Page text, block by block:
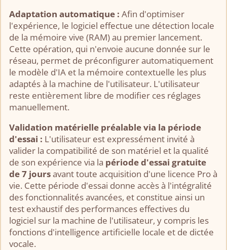
Adaptation automatique : Afin d'optimiser
l'expérience, le logiciel effectue une détection locale
de la mémoire vive (RAM) au premier lancement.
Cette opération, qui n'envoie aucune donnée sur le
réseau, permet de préconfigurer automatiquement
le modèle d'IA et la mémoire contextuelle les plus
adaptés à la machine de l'utilisateur. L'utilisateur
reste entièrement libre de modifier ces réglages
manuellement.
Validation matérielle préalable via la période
d'essai : L'utilisateur est expressément invité à
valider la compatibilité de son matériel et la qualité
de son expérience via la période d'essai gratuite
de 7 joursavant toute acquisition d'une licence Pro à
vie. Cette période d'essai donne accès à l'intégralité
des fonctionnalités avancées, et constitue ainsi un
test exhaustif des performances effectives du
logiciel sur la machine de l'utilisateur, y compris les
fonctions d'intelligence artificielle locale et de dictée
vocale.